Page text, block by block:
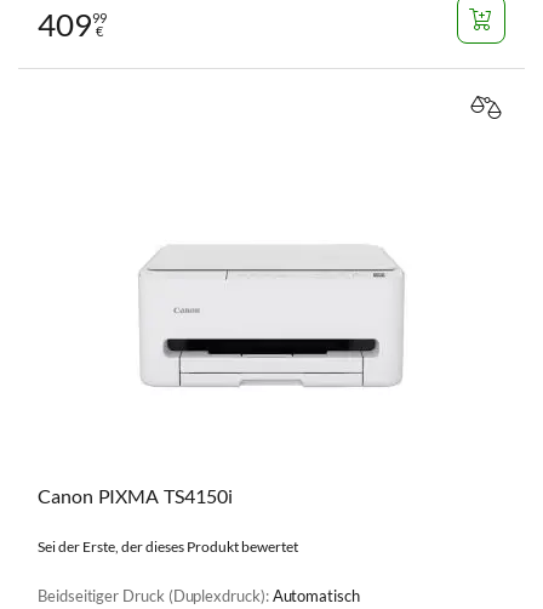
40999
€
Canon PIXMA TS4150i
Sei der Erste, der dieses Produkt bewertet
Beidseitiger Druck (Duplexdruck):Automatisch